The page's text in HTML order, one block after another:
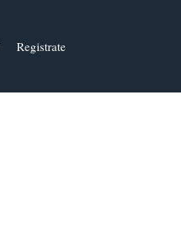
Registrate